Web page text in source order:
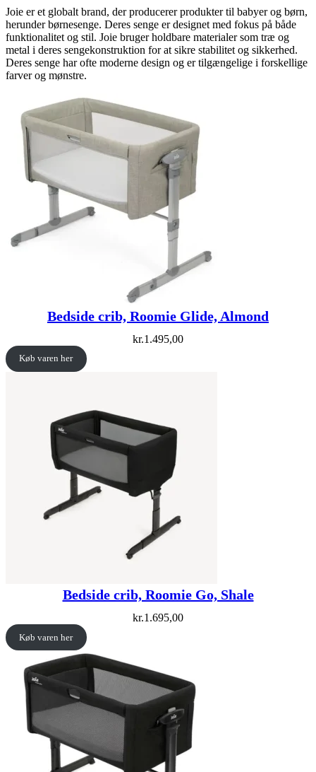
Joie er et globalt brand, der producerer produkter til babyer og børn,
herunder børnesenge. Deres senge er designet med fokus på både
funktionalitet og stil. Joie bruger holdbare materialer som træ og
metal i deres sengekonstruktion for at sikre stabilitet og sikkerhed.
Deres senge har ofte moderne design og er tilgængelige i forskellige
farver og mønstre.
Bedside crib, Roomie Glide, Almond
kr.1.495,00
Køb varen her
Bedside crib, Roomie Go, Shale
kr.1.695,00
Køb varen her